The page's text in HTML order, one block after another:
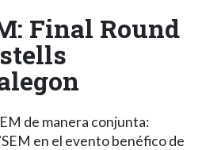
Final Round
de manera conjunta:
en el evento benéfico de